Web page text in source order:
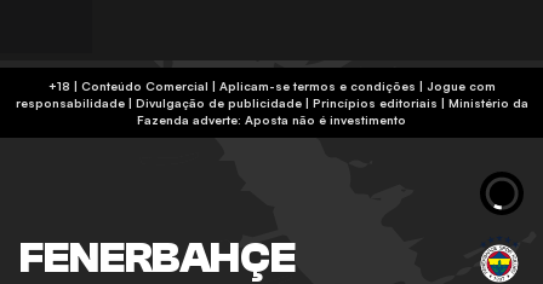
+18 | Conteúdo Comercial | Aplicam-se termos e condições | Jogue com
responsabilidade| Divulgação de publicidade| Princípios editoriais | Ministério da
Fazenda adverte: Aposta não é investimento
FENERBAHÇE